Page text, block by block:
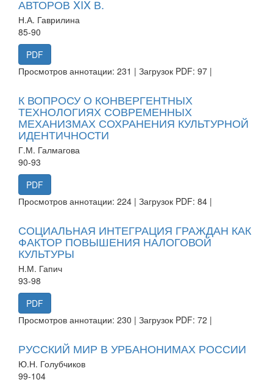
АВТОРОВ XIX В.
Н.А. Гаврилина
85-90
PDF
Просмотров аннотации: 231 | Загрузок PDF: 97 |
К ВОПРОСУ О КОНВЕРГЕНТНЫХ
ТЕХНОЛОГИЯХ СОВРЕМЕННЫХ
МЕХАНИЗМАХ СОХРАНЕНИЯ КУЛЬТУРНОЙ
ИДЕНТИЧНОСТИ
Г.М. Галмагова
90-93
PDF
Просмотров аннотации: 224 | Загрузок PDF: 84 |
СОЦИАЛЬНАЯ ИНТЕГРАЦИЯ ГРАЖДАН КАК
ФАКТОР ПОВЫШЕНИЯ НАЛОГОВОЙ
КУЛЬТУРЫ
Н.М. Гапич
93-98
PDF
Просмотров аннотации: 230 | Загрузок PDF: 72 |
РУССКИЙ МИР В УРБАНОНИМАХ РОССИИ
Ю.Н. Голубчиков
99-104